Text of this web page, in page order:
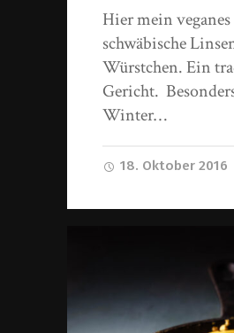
Hier mein
schwäbische
Würstchen. Ein
Gericht.
Winter…
18. Oktober 2016